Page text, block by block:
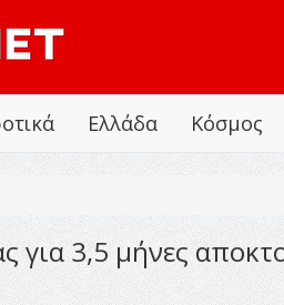
Ελλάδα Κόσμος
για 3,5 μήνες